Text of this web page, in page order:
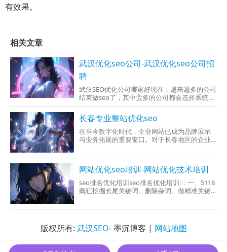
有效果。
相关文章
武汉优化seo公司-武汉优化seo公司招
聘
武汉SEO优化公司哪家好现在，越来越多的公司
结束做seo了，其中蛮多的公司都会选择系统优
化公司来做。现在市场上，各种系统优化公司
在
长春专业整站优化seo
在当今数字化时代，企业网站已成为品牌展示
与业务拓展的重要窗口。对于长春地区的企业
务显得
网站优化seo培训-网站优化技术培训
seo排名优化培训seo排名优化培训:：一、5118
疯狂挖掘长尾关键词、删除杂词、做精准关键
一个小白的话、如果没有你看不懂如何两种关
要
版权所有: 武汉SEO- 墨沉博客 | 网站地图
墨沉SEO All Rights Reserved.